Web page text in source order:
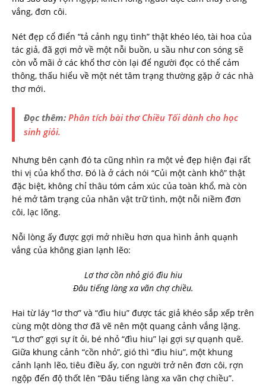
vắng, đơn côi.
Nét đẹp cổ điển “tả cảnh ngụ tình” thật khéo léo, tài hoa của
tác giả, đã gợi mở về một nỗi buồn, u sầu như con sóng sẽ
còn vỗ mãi ở các khổ thơ còn lại để người đọc có thể cảm
thông, thấu hiểu về một nét tâm trạng thường gặp ở các nhà
thơ mới.
Đọc thêm: Phân tích bài thơ Chiều Tối dành cho học
sinh giỏi.
Nhưng bên cạnh đó ta cũng nhìn ra một vẻ đẹp hiện đại rất
thi vị của khổ thơ. Đó là ở cách nói “Củi một cành khô” thật
đặc biệt, không chỉ thâu tóm cảm xúc của toàn khổ, mà còn
hé mở tâm trạng của nhân vật trữ tình, một nỗi niềm đơn
côi, lạc lõng.
Nỗi lòng ấy được gợi mở nhiều hơn qua hình ảnh quạnh
vắng của không gian lạnh lẽo:
Lơ thơ cồn nhỏ gió đìu hiu
Đâu tiếng làng xa vãn chợ chiều.
Hai từ láy “lơ thơ” và “đìu hiu” được tác giả khéo sắp xếp trên
cùng một dòng thơ đã vẽ nên một quang cảnh vắng lặng.
“Lơ thơ” gợi sự ít ỏi, bé nhỏ “đìu hiu” lại gợi sự quạnh quẽ.
Giữa khung cảnh “cồn nhỏ”, gió thì “đìu hiu”, một khung
cảnh lạnh lẽo, tiêu điều ấy, con người trở nên đơn côi, rợn
ngộp đến độ thốt lên “Đâu tiếng làng xa vãn chợ chiều”.